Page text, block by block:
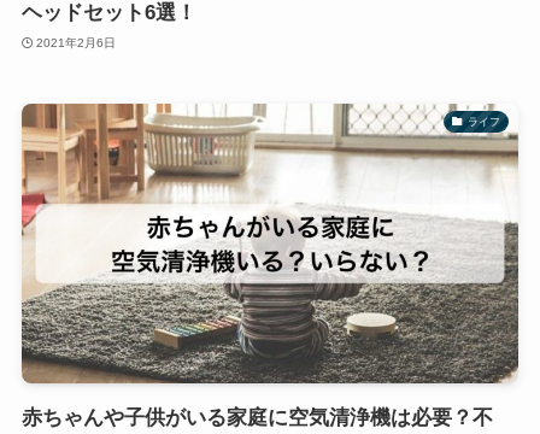
ヘッドセット6選！
2021年2月6日
ライフ
赤ちゃんや子供がいる家庭に空気清浄機は必要？不